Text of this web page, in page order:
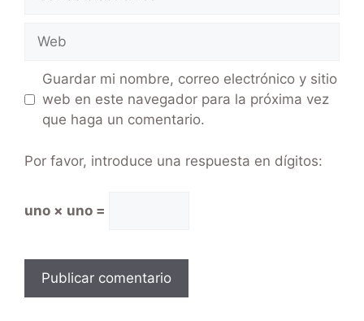
Guardar mi nombre, correo electrónico y sitio
web en este navegador para la próxima vez
que haga un comentario.
Por favor, introduce una respuesta en dígitos:
uno × uno =